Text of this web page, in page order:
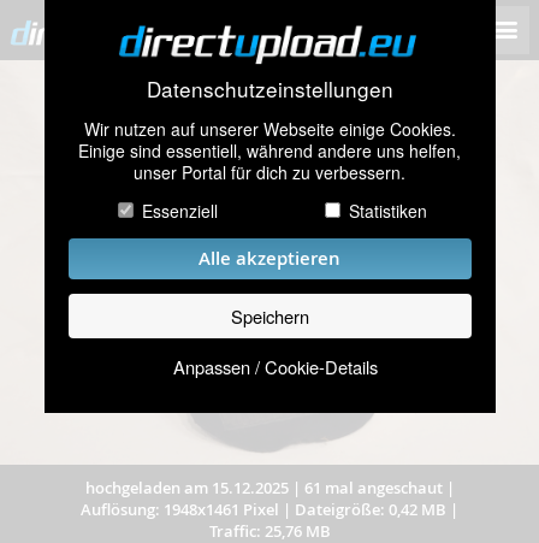
Datenschutzeinstellungen
Wir nutzen auf unserer Webseite einige Cookies.
Einige sind essentiell, während andere uns helfen,
unser Portal für dich zu verbessern.
Essenziell
Statistiken
Alle akzeptieren
Speichern
Anpassen / Cookie-Details
hochgeladen am 15.12.2025| 61 mal angeschaut|
Auflösung: 1948x1461 Pixel | Dateigröße: 0,42 MB |
Traffic: 25,76 MB